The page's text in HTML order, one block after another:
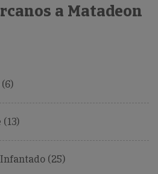
a Matadeon
(25)